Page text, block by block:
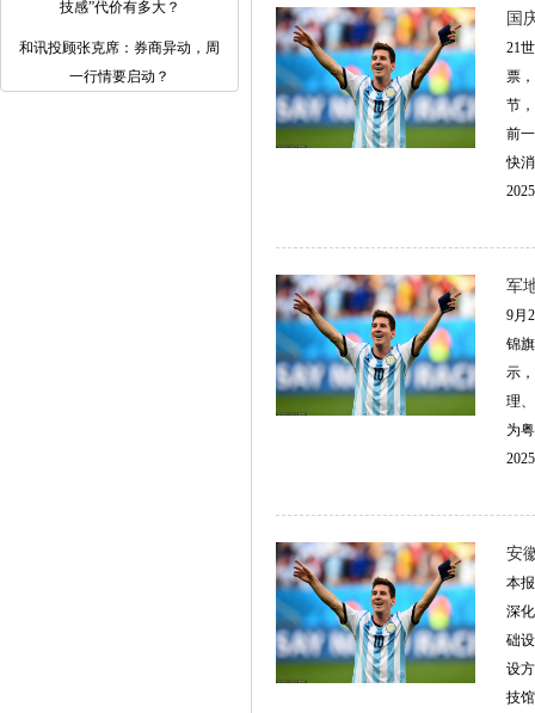
技感”代价有多大？
和讯投顾张克席：券商异动，周
一行情要启动？
国
21
票
节
前
快
军
9月
锦
示
理
为
安
本
深
础
设
技